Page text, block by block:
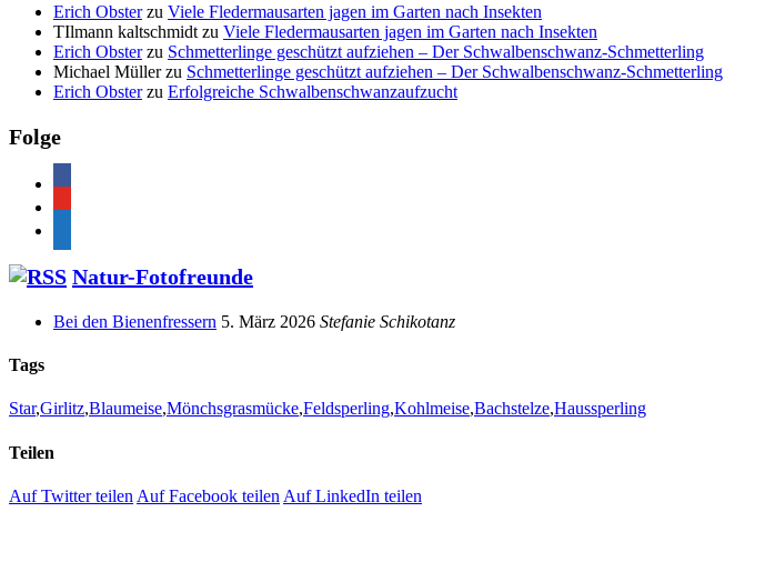
Erich Obsterzu Viele Fledermausarten jagen im Garten nach Insekten
TIlmann kaltschmidt zu Viele Fledermausarten jagen im Garten nach Insekten
Erich Obsterzu Schmetterlinge geschützt aufziehen – Der Schwalbenschwanz-Schmetterling
Michael Müllerzu Schmetterlinge geschützt aufziehen – Der Schwalbenschwanz-Schmetterling
Erich Obsterzu Erfolgreiche Schwalbenschwanzaufzucht
Folge
Natur-Fotofreunde
Bei den Bienenfressern 5. März 2026 Stefanie Schikotanz
Tags
Star,Girlitz,Blaumeise,Mönchsgrasmücke,Feldsperling,Kohlmeise,Bachstelze,Haussperling
Teilen
Auf Twitter teilen Auf Facebook teilen Auf LinkedIn teilen